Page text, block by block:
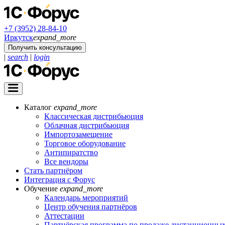
+7 (3952) 28-84-10
Иркутскexpand_more
Получить консультацию
| search | login
Каталог expand_more
Классическая дистрибьюция
Облачная дистрибьюция
Импортозамещение
Торговое оборудование
Антипиратство
Все вендоры
Стать партнёром
Интеграция с Форус
Обучение expand_more
Календарь мероприятий
Центр обучения партнёров
Аттестации